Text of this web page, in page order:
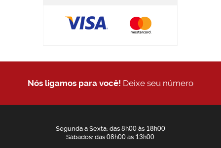
Nós ligamos para você! Deixe seu número
Segunda a Sexta: das 8h00às 18h00
Sábados: das08h00 às 13h00